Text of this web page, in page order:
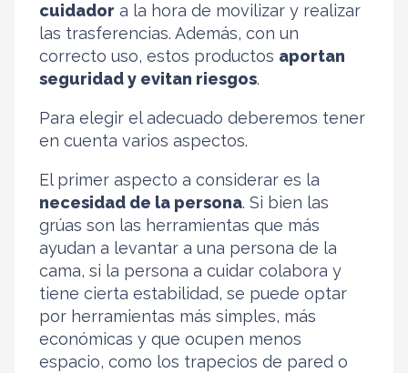
cuidador a la hora de movilizar y realizar
las trasferencias. Además, con un
correcto uso, estos productos aportan
seguridad y evitan riesgos.
Para elegir el adecuado deberemos tener
en cuenta varios aspectos.
El primer aspecto a considerar es la
necesidad de la persona. Si bien las
grúas son las herramientas que más
ayudan a levantar a una persona de la
cama, si la persona a cuidar colabora y
tiene cierta estabilidad, se puede optar
por herramientas más simples, más
económicas y que ocupen menos
espacio, como los trapecios de pared o